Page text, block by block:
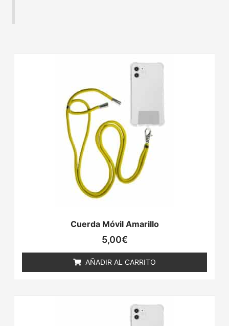
Cuerda Móvil Amarillo
5,00€
AÑADIR AL CARRITO